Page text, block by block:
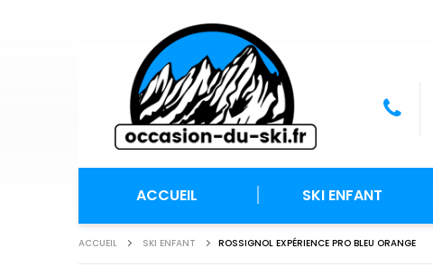
ACCUEIL SKI ENFANT
ACCUEIL SKI ENFANT ROSSIGNOL EXPÉRIENCE PRO BLEU ORANGE